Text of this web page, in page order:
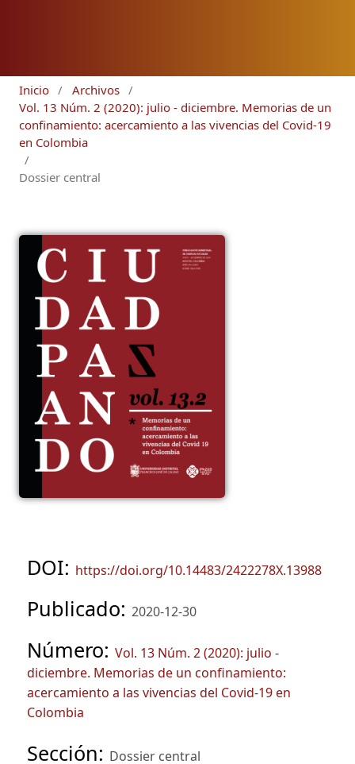
Inicio / Archivos /
Vol. 13 Núm. 2 (2020): julio - diciembre. Memorias de un
confinamiento: acercamiento a las vivencias del Covid-19
en Colombia
/
Dossier central
DOI: https://doi.org/10.14483/2422278X.13988
Publicado: 2020-12-30
Número: Vol. 13 Núm. 2 (2020): julio -
diciembre. Memorias de un confinamiento:
acercamiento a las vivencias del Covid-19 en
Colombia
Sección: Dossier central